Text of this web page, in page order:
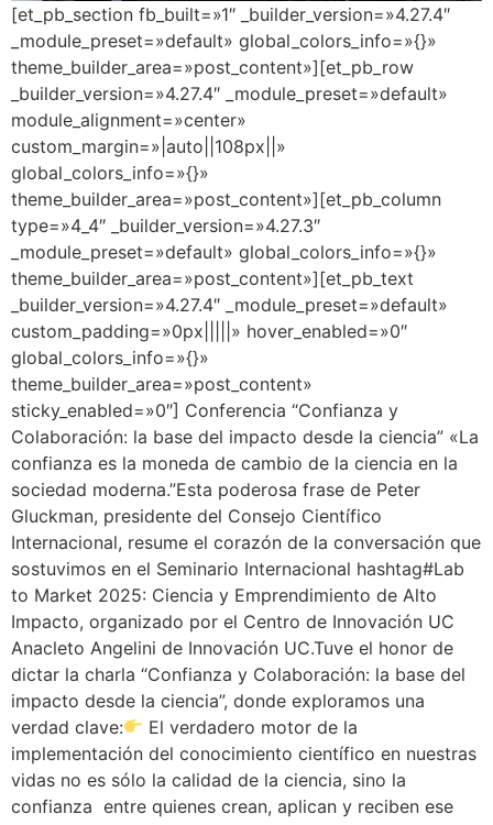
[et_pb_section fb_built=»1″ _builder_version=»4.27.4″
_module_preset=»default» global_colors_info=»{}»
theme_builder_area=»post_content»][et_pb_row
_builder_version=»4.27.4″ _module_preset=»default»
module_alignment=»center»
custom_margin=»|auto||108px||»
global_colors_info=»{}»
theme_builder_area=»post_content»][et_pb_column
type=»4_4″ _builder_version=»4.27.3″
_module_preset=»default» global_colors_info=»{}»
theme_builder_area=»post_content»][et_pb_text
_builder_version=»4.27.4″ _module_preset=»default»
custom_padding=»0px|||||» hover_enabled=»0″
global_colors_info=»{}»
theme_builder_area=»post_content»
sticky_enabled=»0″] Conferencia “Confianza y
Colaboración: la base del impacto desde la ciencia” «La
confianza es la moneda de cambio de la ciencia en la
sociedad moderna.”Esta poderosa frase de Peter
Gluckman, presidente del Consejo Científico
Internacional, resume el corazón de la conversación que
sostuvimos en el Seminario Internacional hashtag#Lab
to Market 2025: Ciencia y Emprendimiento de Alto
Impacto, organizado por el Centro de Innovación UC
Anacleto Angelini de Innovación UC.Tuve el honor de
dictar la charla “Confianza y Colaboración: la base del
impacto desde la ciencia”, donde exploramos una
verdad clave:
El verdadero motor de la
implementación del conocimiento científico en nuestras
vidas no es sólo la calidad de la ciencia, sino la
confianza entre quienes crean, aplican y reciben ese